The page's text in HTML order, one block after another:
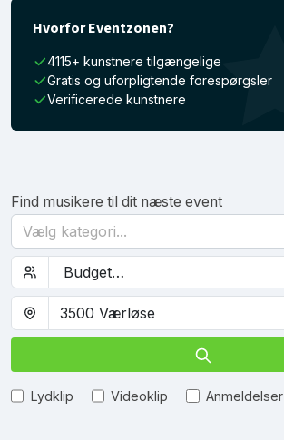
Hvorfor Eventzonen?
4115+ kunstnere tilgængelige
Gratis og uforpligtende forespørgsler
Verificerede kunstnere
Find musikere til dit næste event
Vælg kategori...
Lydklip Videoklip Anmeldelser